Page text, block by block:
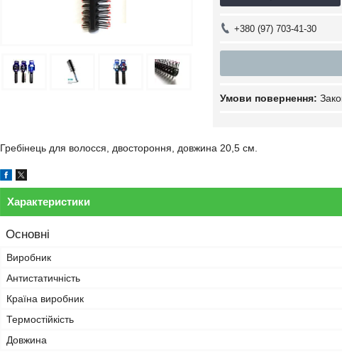
+380 (97) 703-41-30
Гребінець для волосся, двостороння, довжина 20,5 см.
Характеристики
Основні
Виробник
Антистатичність
Країна виробник
Термостійкість
Довжина